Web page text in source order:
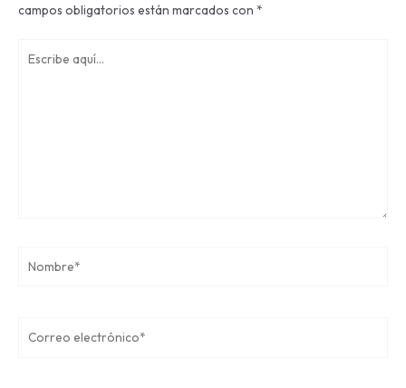
campos obligatorios están marcados con *
aquí...
electrónico*